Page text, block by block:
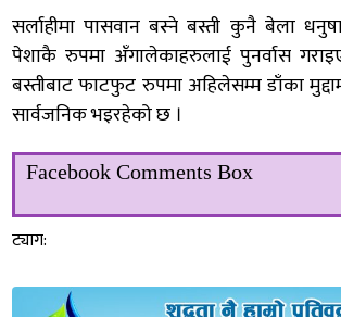
सर्लाहीमा पासवान बस्ने बस्ती कुनै बेला
पेशाकै रुपमा अँगालेकाहरुलाई पुनर्वास
बस्तीबाट फाटफुट रुपमा अहिलेसम्म डाँका
सार्वजनिक भइरहेको छ ।
Facebook Comments Box
ट्याग: